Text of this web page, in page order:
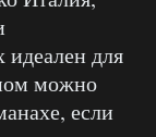
идеален для
можно
если